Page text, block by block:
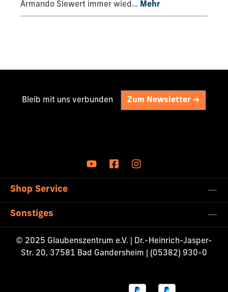
Armando Siewert immer wied… Mehr
Bleib mit uns verbunden Zum Newsletter ->
Shop Service
Sonstiges
© 2025 Glaubenszentrum e.V. | Dr.-Heinrich-Jasper-
Str. 20, 37581 Bad Gandersheim | (05382) 930-0